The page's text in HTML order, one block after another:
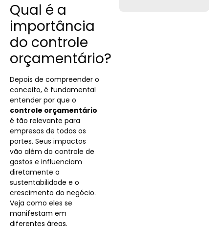
Qual é a
importância
do controle
orçamentário?
Depois de compreender o
conceito, é fundamental
entender por que o
controle orçamentário
é tão relevante para
empresas de todos os
portes. Seus impactos
vão além do controle de
gastos e influenciam
diretamente a
sustentabilidade e o
crescimento do negócio.
Veja como eles se
manifestam em
diferentes áreas.